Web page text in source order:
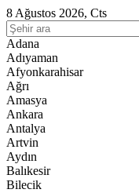
8 Ağustos 2026, Cts
Adana
Adıyaman
Afyonkarahisar
Ağrı
Amasya
Ankara
Antalya
Artvin
Aydın
Balıkesir
Bilecik